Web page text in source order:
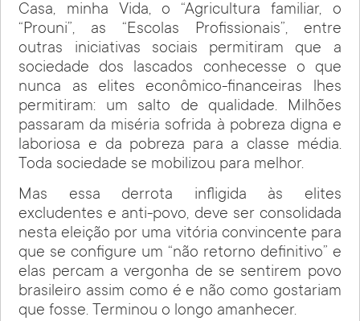
Casa, minha Vida, o “Agricultura familiar, o
“Prouni”, as “Escolas Profissionais”, entre
outras iniciativas sociais permitiram que a
sociedade dos lascados conhecesse o que
nunca as elites econômico-financeiras lhes
permitiram: um salto de qualidade. Milhões
passaram da miséria sofrida à pobreza digna e
laboriosa e da pobreza para a classe média.
Toda sociedade se mobilizou para melhor.
Mas essa derrota infligida às elites
excludentes e anti-povo, deve ser consolidada
nesta eleição por uma vitória convincente para
que se configure um “não retorno definitivo” e
elas percam a vergonha de se sentirem povo
brasileiro assim como é e não como gostariam
que fosse. Terminou o longo amanhecer.